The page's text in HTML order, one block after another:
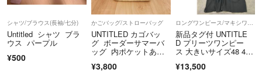
シャツ/ブラウス(長袖/七分)
Untitled シャツ ブラ
ウス パープル
¥500
かごバッグ/ストローバッグ
UNTITLED カゴバッ
グ ボーダーサマーバ
ッグ 内ポケットあ
¥3,800
ロングワンピース/マキシワンピース
新品タグ付 UNTITLE
D プリーツワンピー
ス 大きいサイズ48 4X
¥13,500